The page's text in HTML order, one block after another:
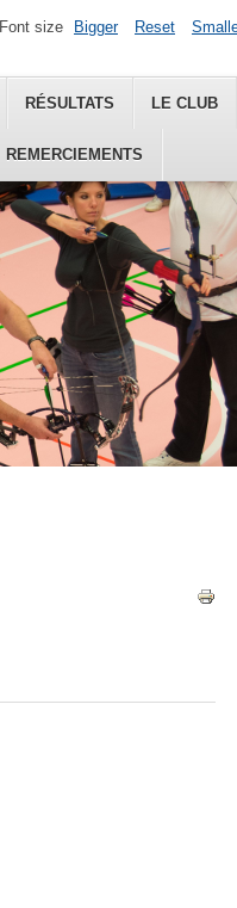
RÉSULTATS LE CLUB
REMERCIEMENTS
Font size Bigger Reset